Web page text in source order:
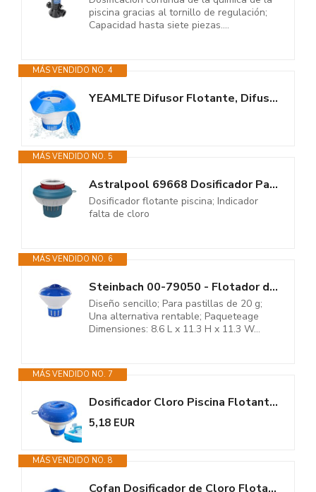
piscina gracias al tornillo de regulación;
Capacidad hasta siete piezas....
MÁS VENDIDO NO. 4
YEAMLTE Difusor Flotante, Difusor de Cloro Piscina, Flotador Cloro Piscina,...
MÁS VENDIDO NO. 5
Astralpool 69668 Dosificador Pastillas Flotante Piscina Blue Line
Dosificador flotante piscina; Indicador
falta de cloro
MÁS VENDIDO NO. 6
Steinbach 00-79050 - Flotador dosis de Mini Flotador la proporción de...
Diseño sencillo; Para pastillas de 20 g;
Una alternativa rentable; Paqueteage
Dimensiones: 8.6 L x 11.3 H x 11.3 W...
MÁS VENDIDO NO. 7
Dosificador Cloro Piscina Flotante, Dispensador De Tabletas De Cloro...
5,18 EUR
MÁS VENDIDO NO. 8
Cofan Dosificador de Cloro Flotante para Piscinas | Formato: Pastillas 100...